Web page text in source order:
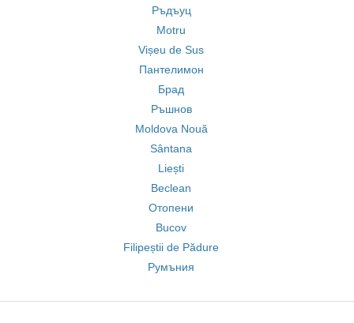
Ръдъуц
Motru
Vișeu de Sus
Пантелимон
Брад
Ръшнов
Moldova Nouă
Sântana
Liești
Beclean
Отопени
Bucov
Filipeștii de Pădure
Румъния